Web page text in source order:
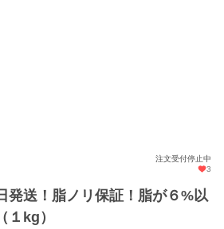
注文受付停止中
3
発送！脂ノリ保証！脂が６%以
１kg）